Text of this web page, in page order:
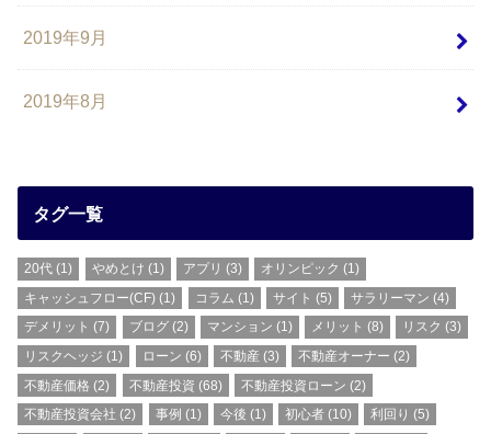
2019年9月
2019年8月
タグ一覧
20代 (1) やめとけ (1) アプリ (3) オリンピック (1)
キャッシュフロー(CF) (1) コラム (1) サイト (5) サラリーマン (4)
デメリット (7) ブログ(2) マンション (1) メリット (8) リスク (3)
リスクヘッジ (1) ローン (6) 不動産(3) 不動産オーナー (2)
不動産価格 (2) 不動産投資 (68) 不動産投資ローン (2)
不動産投資会社 (2) 事例 (1) 今後 (1) 初心者 (10) 利回り (5)